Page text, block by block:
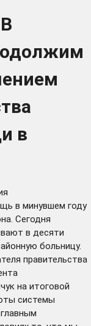
в
в минувшем году
Сегодня
в десяти
больницу.
правительства
на итоговой
системы